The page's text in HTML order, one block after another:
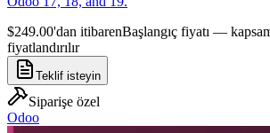
$249.00'dan itibarenBaşlangıç fiyatı —
fiyatlandırılır
Teklif isteyin
Siparişe özel
Odoo